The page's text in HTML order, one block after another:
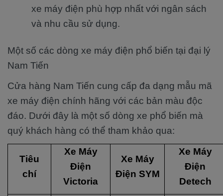
xe máy điện phù hợp nhất với ngân sách
và nhu cầu sử dụng.
Một số các dòng xe máy điện phổ biến tại đại lý
Nam Tiến
Cửa hàng Nam Tiến cung cấp đa dạng mẫu mã
xe máy điện chính hãng với các bản màu độc
đáo. Dưới đây là một số dòng xe phổ biến mà
quý khách hàng có thể tham khảo qua:
Tiêu
chí
Xe Máy
Điện
Victoria
Xe Máy
Điện SYM
Xe Máy
Điện
Detech